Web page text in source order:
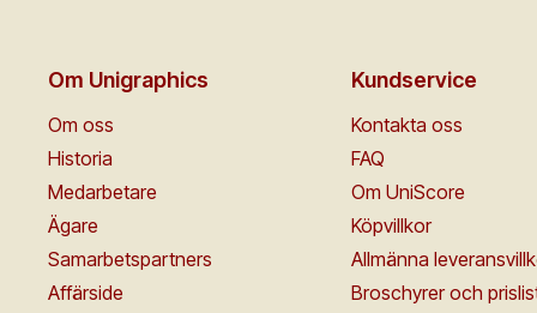
Om Unigraphics
Om oss
Historia
Medarbetare
Ägare
Samarbetspartners
Affärside
Kundservice
Kontakta oss
FAQ
Om UniScore
Köpvillkor
Allmänna
Broschyrer och